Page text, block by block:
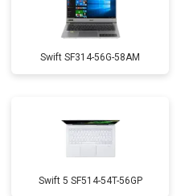
Swift SF314-56G-58AM
Swift 5 SF514-54T-56GP